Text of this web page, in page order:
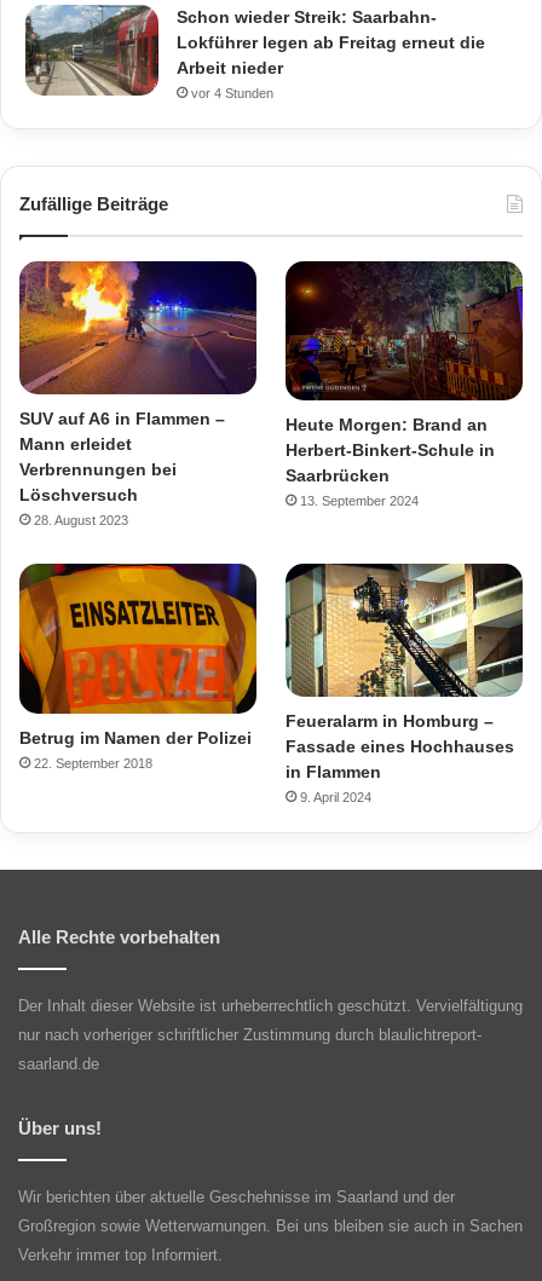
Schon wieder Streik: Saarbahn-
Lokführer legen ab Freitag erneut die
Arbeit nieder
vor 4 Stunden
Zufällige Beiträge
SUV auf A6 in Flammen –
Mann erleidet
Verbrennungen bei
Löschversuch
28. August 2023
Heute Morgen: Brand an
Herbert-Binkert-Schule in
Saarbrücken
13. September 2024
Betrug im Namen der Polizei
22. September 2018
Feueralarm in Homburg –
Fassade eines Hochhauses
in Flammen
9. April 2024
Alle Rechte vorbehalten
Der Inhalt dieser Website ist urheberrechtlich geschützt. Vervielfältigung
nur nach vorheriger schriftlicher Zustimmung durch blaulichtreport-
saarland.de
Über uns!
Wir berichten über aktuelle Geschehnisse im Saarland und der
Großregion sowie Wetterwarnungen. Bei uns bleiben sie auch in Sachen
Verkehr immer top Informiert.